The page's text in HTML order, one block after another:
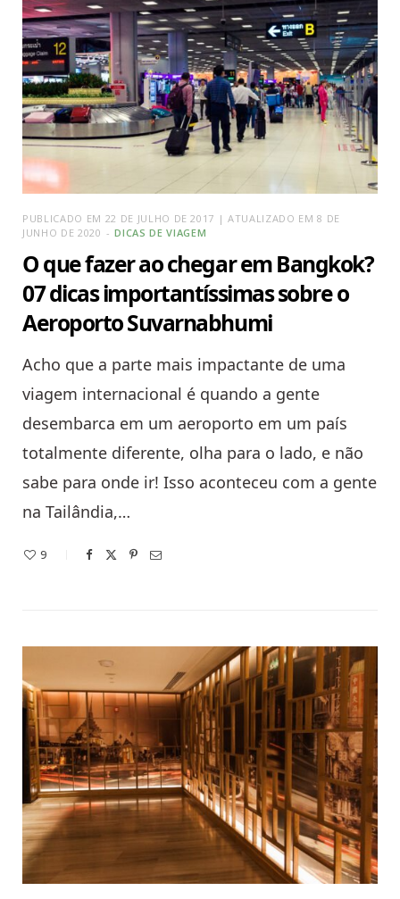
PUBLICADO EM 22 DE JULHO DE 2017 | ATUALIZADO EM 8 DE
JUNHO DE 2020
DICAS DE VIAGEM
O que fazer ao chegar em Bangkok?
07 dicas importantíssimas sobre o
Aeroporto Suvarnabhumi
Acho que a parte mais impactante de uma
viagem internacional é quando a gente
desembarca em um aeroporto em um país
totalmente diferente, olha para o lado, e não
sabe para onde ir! Isso aconteceu com a gente
na Tailândia,…
9